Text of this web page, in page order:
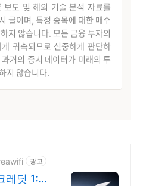
도 및 해외 기술 분석 자료를
글이며, 특정 종목에 대한 매수
지 않습니다. 모든 금융 투자의
귀속되므로 신중하게 판단하
거의 증시 데이터가 미래의 투
지 않습니다.
광고
레딧 1:1